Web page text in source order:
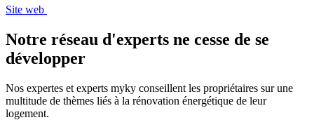
Site web
Notre réseau d'experts ne cesse de se
développer
Nos expertes et experts myky conseillent les propriétaires sur une
multitude de thèmes liés à la rénovation énergétique de leur
logement.